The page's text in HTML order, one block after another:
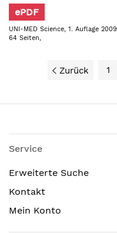
ePDF
UNI-MED Science, 1. Auflage 2009,
64 Seiten,
Zurück 1
Service
Erweiterte Suche
Kontakt
Mein Konto